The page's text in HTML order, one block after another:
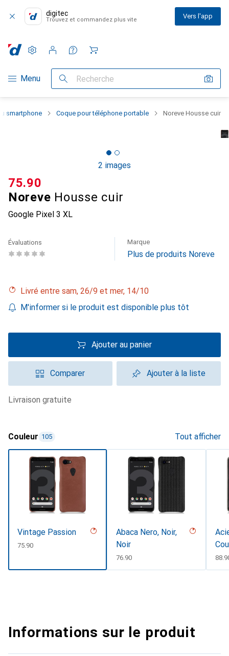
digitec
Trouvez et commandez plus vite Vers l'app
Navigation par catégorie
Menu Recherche
Paramètres
Compte client
Listes de comparaison
Listes d'envies
Panier
smartphone Coque pour téléphone portable Noreve Housse cuir
2 images
Noreve Housse cuir
Google Pixel 3 XL
CHF
75.90
Évaluations Marque
Plus de produits Noreve
Livré entre sam, 26/9 et mer, 14/10
M'informer si le produit est disponible plus tôt
Ajouter au panier
Comparer Ajouter à la liste
livraison gratuite
Couleur 105 Tout afficher
Vintage Passion
CHF
75.90
Abaca Nero, Noir,
Noir
CHF
76.90 CHF
Informations sur le produit